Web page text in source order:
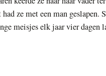
ze met een man geslapen.
meisjes elk jaar vier dagen